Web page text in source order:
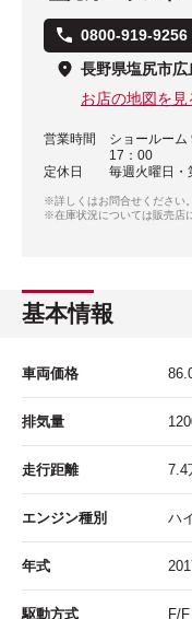
0800-919-9256
長野県塩尻市
お店の地図を見
営業時間
ショールー
17：00
定休日
毎週火曜日・
※詳しくはお問合せください。
※在庫状況については販売店
基本情報
車両価格
排気量
走行距離 7.4
エンジン種別 ハ
年式
駆動方式 F/F